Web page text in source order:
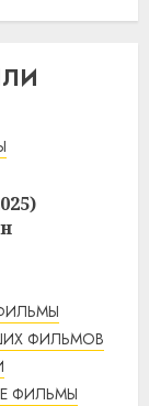
ФИЛЬМОВ
ФИЛЬМЫ